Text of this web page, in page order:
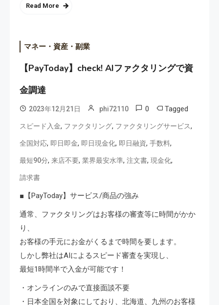
Read More
マネー・資産・副業
【PayToday】check! AIファクタリングで資
金調達
2023年12月21日 phi72110 0 Tagged
スピード入金, ファクタリング, ファクタリングサービス,
全国対応, 即日即金, 即日現金化, 即日融資, 手数料,
最短90分, 来店不要, 業界最安水準, 注文書, 現金化,
請求書
■【PayToday】サービス/商品の強み
通常、ファクタリングはお客様の審査等に時間がかか
り、
お客様の手元にお金がくるまで時間を要します。
しかし弊社はAIによるスピード審査を実現し、
最短1時間半で入金が可能です！
・オンラインのみで直接面談不要
・日本全国を対象にしており、北海道、九州のお客様